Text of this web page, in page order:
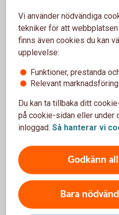
Ekonomirookien. Swedbank
privatekonom Arturo Arques
man inte betalar en räkning.
Lyssna på vår podd -
Faktaruta
betalningsanmärkningar
kreditupplysningsföretagen
har frågor om eventuella
alla
Vi använder nödvändiga
tekniker för att
finns även cookies du kan
upplevelse:
Funktioner, prestanda
Relevant marknadsföring
Du kan ta tillbaka ditt
på cookie-sidan eller under
inloggad. Så hanterar vi
Godkänn
Bara